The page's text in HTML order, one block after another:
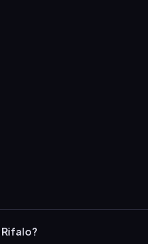
Rifalo?